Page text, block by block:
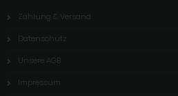
Zahlung & Versand
Datenschutz
Unsere AGB
Impressum